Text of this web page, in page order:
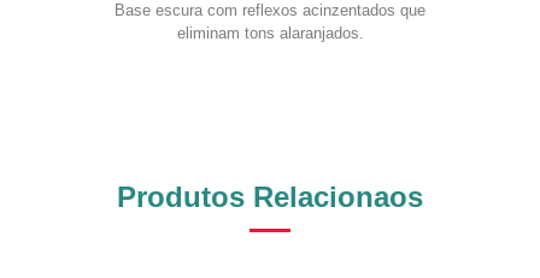
Base escura com reflexos acinzentados que
eliminam tons alaranjados.
Produtos Relacionaos